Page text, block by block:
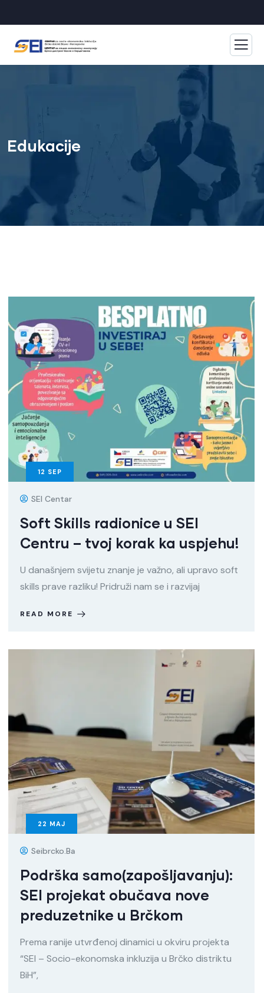
Edukacije
12 SEP
SEI Centar
Soft Skills radionice u SEI
Centru – tvoj korak ka uspjehu!
U današnjem svijetu znanje je važno, ali upravo soft
skills prave razliku! Pridruži nam se i razvijaj
READ MORE
22 MAJ
Seibrcko.ba
Podrška samo(zapošljavanju):
SEI projekat obučava nove
preduzetnike u Brčkom
Prema ranije utvrđenoj dinamici u okviru projekta
“SEI – Socio-ekonomska inkluzija u Brčko distriktu
BiH”,